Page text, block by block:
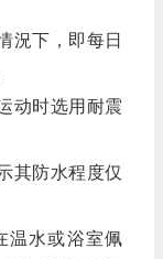
況下，即每日
动时选用耐震
其防水程度仅
温水或浴室佩